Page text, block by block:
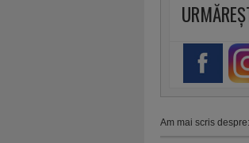
Am mai scris despre: